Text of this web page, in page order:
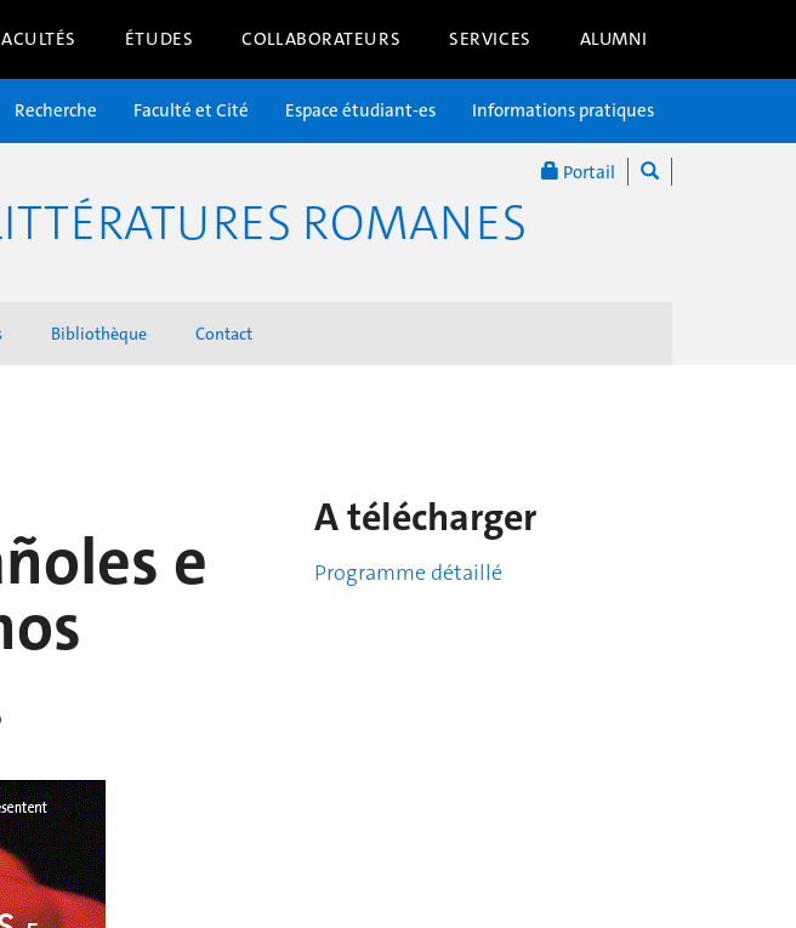
ÉTUDES COLLABORATEURS SERVICES ALUMNI
Portail
Recherche Faculté et Cité Espace étudiant-es Informations pratiques
ROMANES
Bibliothèque Contact
e
A télécharger
Programme détaillé